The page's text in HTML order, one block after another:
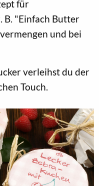
für
B. "Einfach Butter
und bei
verleihst du der
Touch.